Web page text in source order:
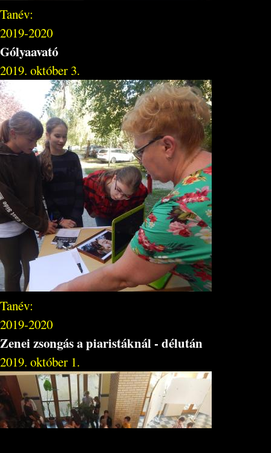
Tanév:
2019-2020
Gólyaavató
2019. október 3.
Tanév:
2019-2020
Zenei zsongás a piaristáknál - délután
2019. október 1.